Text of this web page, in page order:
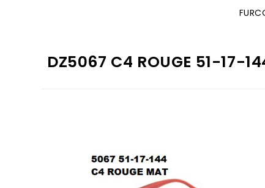
DZ5067 C4 ROUGE 51-17-